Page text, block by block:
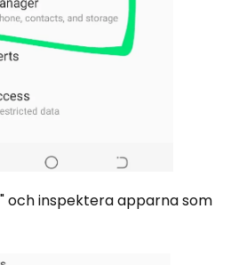
och inspektera apparna som